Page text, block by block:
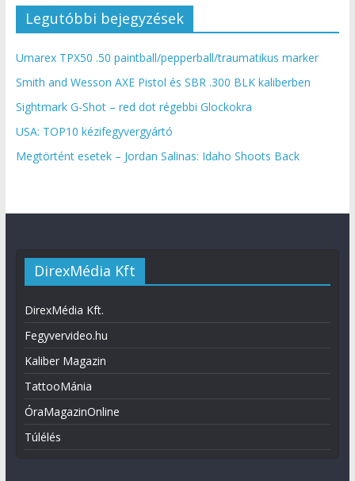
Legutóbbi bejegyzések
Umarex TPX50 .50 paintball/pepperball/traumatikus marker
Smith and Wesson AXE Pistol és SBR .300 BLK kaliberben
Sightmark G-Shot – red dot régebbi Glockokra
USA: TOP10 kézifegyvergyártó
Megtörtént esetek – Jordan Salinas: Idaho Shoots Back
DirexMédia Kft
DirexMédia Kft.
Fegyvervideo.hu
Kaliber Magazin
TattooMánia
ÓraMagazinOnline
Túlélés